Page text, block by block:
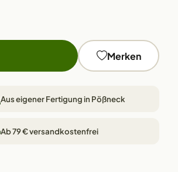
Merken
Aus eigener Fertigung in Pößneck
Ab 79 € versandkostenfrei